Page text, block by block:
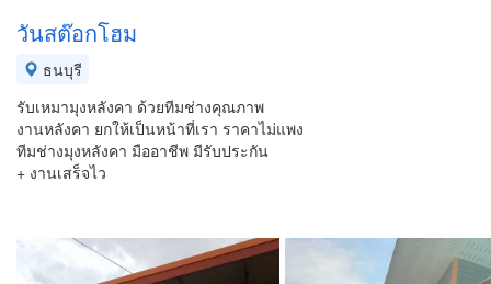
วันสต๊อกโฮม
ธนบุรี
รับเหมามุงหลังคา ด้วยทีมช่างคุณภาพ
งานหลังคา ยกให้เป็นหน้าที่เรา ราคาไม่แพง
ทีมช่างมุงหลังคา มืออาชีพ มีรับประกัน
+ งานเสร็จไว